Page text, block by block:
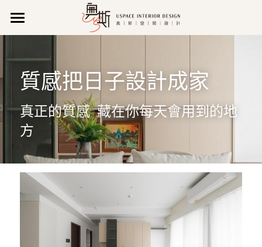
關 於 我 們
公司特色
新聞報導
影音專區
獲獎紀錄
專業執照
所有作品
新成屋
商業空間
老屋翻新
輕裝潢
聯 絡 我 們
營業資訊
維修/售後服務
預約諮詢
搜索
07 971 0520
uspace666@gmail.com
LINE諮詢
質感把日子設計成家
真正的質感  藏在你每天會用到的地
方